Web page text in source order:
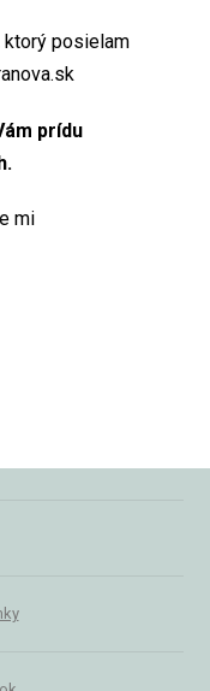
ktorý posielam
prídu
mi